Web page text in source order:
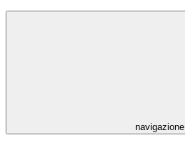
navigazione